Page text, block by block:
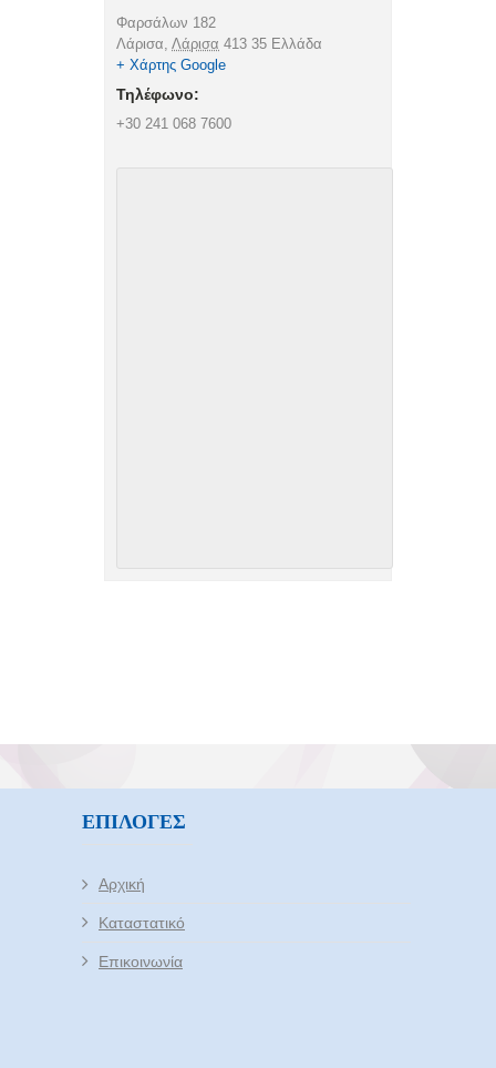
Φαρσάλων 182
Λάρισα Λάρισα 413 35 Ελλάδα
+ Χάρτης Google
Τηλέφωνο:
+30 241 068 7600
ΕΠΙΛΟΓΈΣ
Αρχική
Καταστατικό
Επικοινωνία